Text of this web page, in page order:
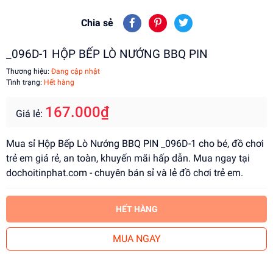
Chia sẻ
_096D-1 HỘP BẾP LÒ NƯỚNG BBQ PIN
Thương hiệu: Đang cập nhật
Tình trạng: Hết hàng
Giá lẻ: 167.000₫
Mua sỉ Hộp Bếp Lò Nướng BBQ PIN _096D-1 cho bé, đồ chơi
trẻ em giá rẻ, an toàn, khuyến mãi hấp dẫn. Mua ngay tại
dochoitinphat.com - chuyên bán sỉ và lẻ đồ chơi trẻ em.
HẾT HÀNG
MUA NGAY